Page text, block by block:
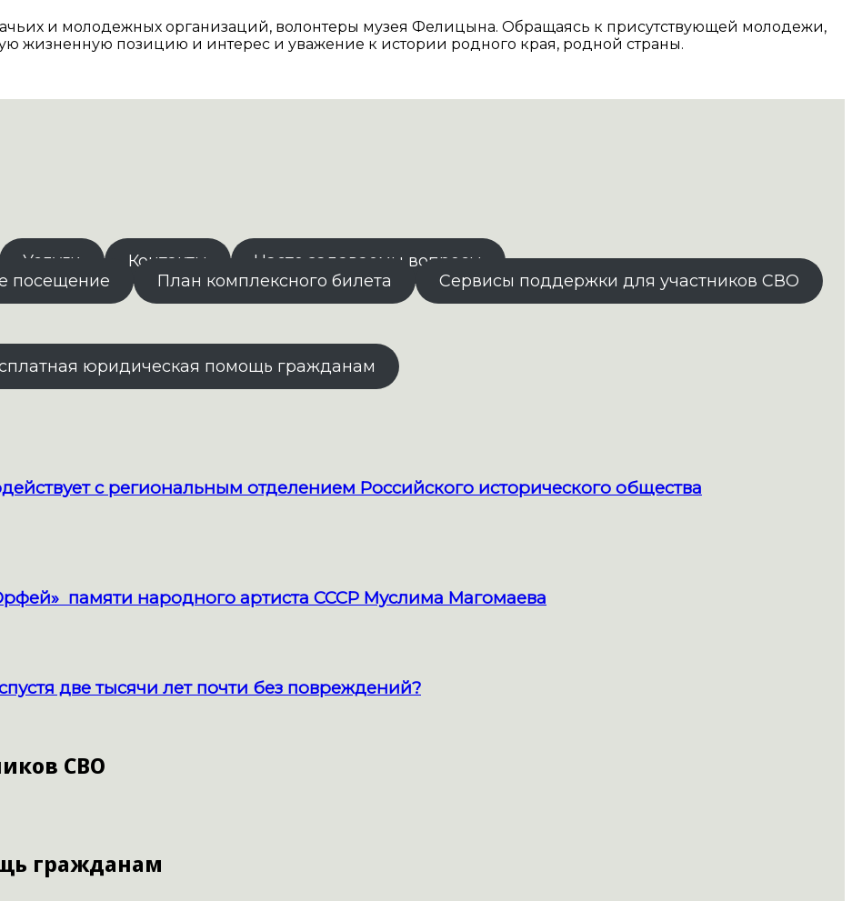
и молодежных организаций, волонтеры музея Фелицына. Обращаясь к присутствующей молодежи,
жизненную позицию и интерес и уважение к истории родного края, родной страны.
Услуги Контакты
Часто задаваемы вопросы
посещение
План комплексного билета Сервисы поддержки для участников СВО
юридическая помощь гражданам
с региональным отделением Российского исторического общества
памяти народного артиста СССР Муслима Магомаева
две тысячи лет почти без повреждений?
СВО
гражданам